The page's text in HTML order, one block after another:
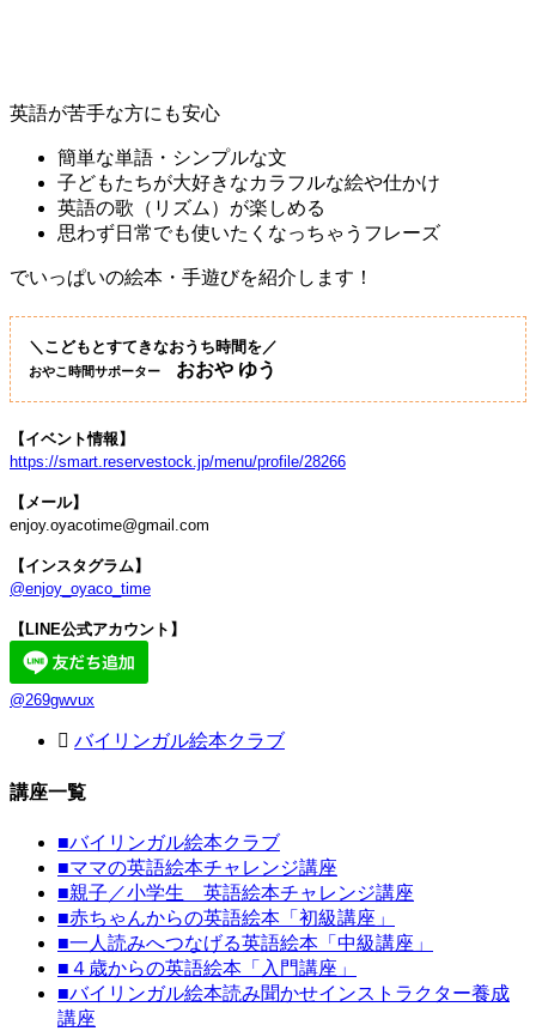
英語が苦手な方にも安心
簡単な単語・シンプルな文
子どもたちが大好きなカラフルな絵や仕かけ
英語の歌（リズム）が楽しめる
思わず日常でも使いたくなっちゃうフレーズ
でいっぱいの絵本・手遊びを紹介します！
＼こどもとすてきなおうち時間を／
おやこ時間サポーター おおや ゆう
【イベント情報】
https://smart.reservestock.jp/menu/profile/28266
【メール】
enjoy.oyacotime@gmail.com
【インスタグラム】
@enjoy_oyaco_time
【LINE公式アカウント】
@269gwvux
バイリンガル絵本クラブ
講座一覧
■バイリンガル絵本クラブ
■ママの英語絵本チャレンジ講座
■親子／小学生 英語絵本チャレンジ講座
■赤ちゃんからの英語絵本「初級講座」
■一人読みへつなげる英語絵本「中級講座」
■ ４歳からの英語絵本「入門講座」
■バイリンガル絵本読み聞かせインストラクター養成
講座